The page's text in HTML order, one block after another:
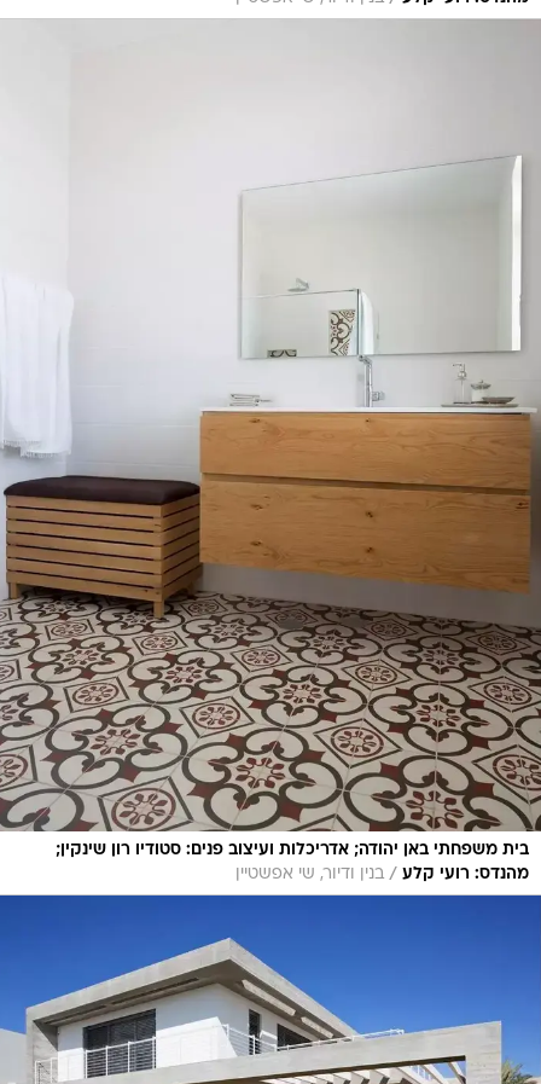
בית משפחתי באן יהודה; אדריכלות ועיצוב פנים: סטודיו רון שינקין;
מהנדס: רועי קלע / בנין ודיור, שי אפשטיין